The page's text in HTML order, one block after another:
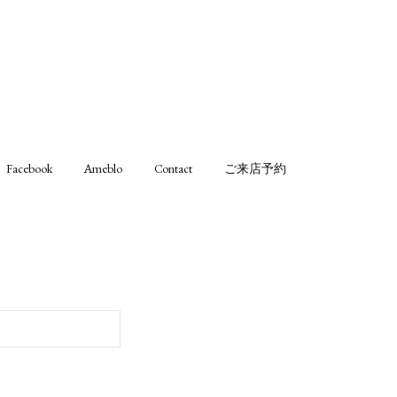
Facebook Ameblo Contact ご来店予約